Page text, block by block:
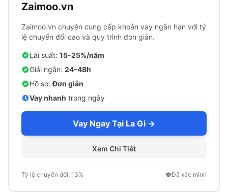
Zaimoo.vn
Zaimoo.vn chuyên cung cấp khoản vay ngắn hạn với tỷ
lệ chuyển đổi cao và quy trình đơn giản.
Lãi suất: 15-25%/năm
Giải ngân: 24-48h
Hồ sơ:Đơn giản
Vay nhanh trong ngày
Vay Ngay Tại La Gi →
Xem Chi Tiết
Tỷ lệ chuyển đổi: 13% Đã xác minh